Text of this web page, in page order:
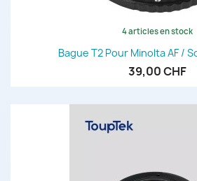
4 articles en stock
Bague T2 Pour Minolta AF /
39,00 CHF